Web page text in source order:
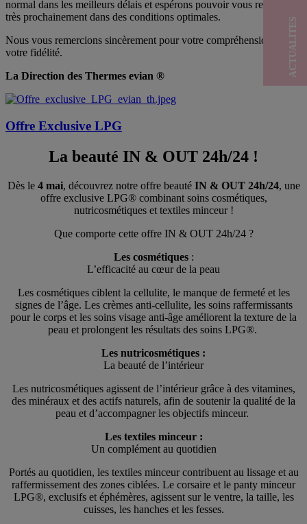
normal dans les meilleurs délais et espérons pouvoir vous retrouver
très prochainement dans des conditions optimales.
Nous vous remercions sincèrement pour votre compréhension et
votre fidélité.
La Direction des Thermes evian ®
Offre Exclusive LPG
La beauté IN & OUT 24h/24 !
Dès le 4 mai, découvrez notre offre beauté IN & OUT 24h/24, une
offre exclusive LPG® combinant soins cosmétiques,
nutricosmétiques et textiles minceur !
Que comporte cette offre IN & OUT 24h/24 ?
Les cosmétiques:
L’efficacité au cœur de la peau
Les cosmétiques ciblent la cellulite, le manque de fermeté et les
signes de l’âge. Les crèmes anti‑cellulite, les soins raffermissants
pour le corps et les soins visage anti‑âge améliorent la texture de la
peau et prolongent les résultats des soins LPG®.
Les nutricosmétiques :
La beauté de l’intérieur
Les nutricosmétiques agissent de l’intérieur grâce à des vitamines,
des minéraux et des actifs naturels, afin de soutenir la qualité de la
peau et d’accompagner les objectifs minceur.
Les textiles minceur :
Un complément au quotidien
Portés au quotidien, les textiles minceur contribuent au lissage et au
raffermissement des zones ciblées. Le corsaire et le panty minceur
LPG®, exclusifs et éphémères, agissent sur le ventre, la taille, les
cuisses, les hanches et les fesses.
ACTUALITES